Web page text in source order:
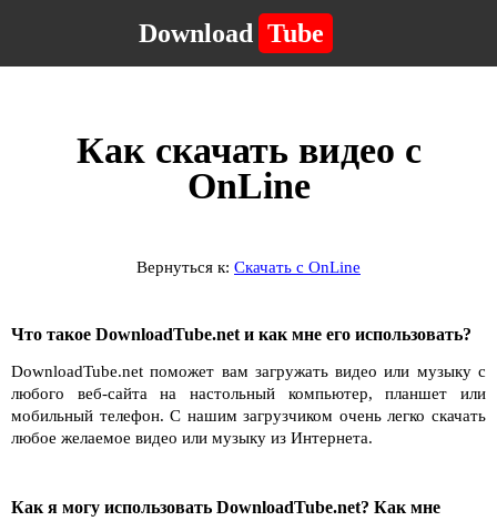
Download Tube
Как скачать видео с
OnLine
Вернуться к: Скачать с OnLine
Что такое DownloadTube.net и как мне его использовать?
DownloadTube.net поможет вам загружать видео или музыку с
любого веб-сайта на настольный компьютер, планшет или
мобильный телефон. С нашим загрузчиком очень легко скачать
любое желаемое видео или музыку из Интернета.
Как я могу использовать DownloadTube.net? Как мне